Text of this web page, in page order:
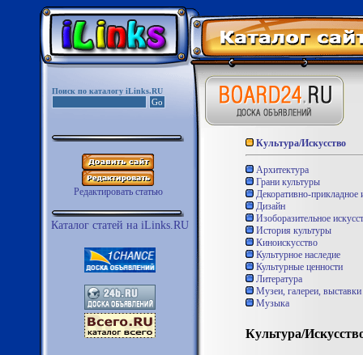
Поиск по каталогу iLinks.RU
Редактировать статью
Каталог статей на iLinks.RU
Культура/Искусство
Архитектура
Грани культуры
Декоративно-прикладное
Дизайн
Изоборазительное
История культуры
Киноискусство
Культурное наследие
Культурные ценности
Литература
Музеи, галереи, выставки
Музыка
Культура/